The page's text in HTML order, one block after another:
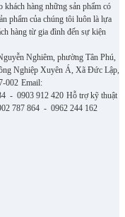
khách hàng những sản phẩm có
ản phẩm của chúng tôi luôn là lựa
hàng từ gia đình đến sự kiện
Nghiêm, phường Tân Phú,
Nghiệp Xuyên Á, Xã Đức Lập,
002 Email:
- 0903 912 420 Hỗ trợ kỹ thuật
787 864 - 0962 244 162